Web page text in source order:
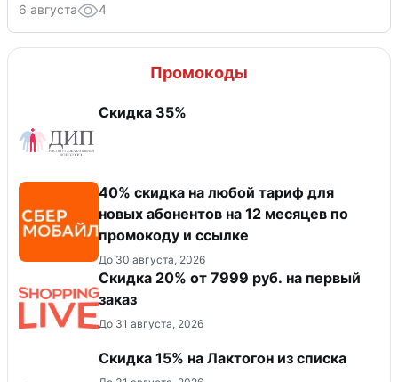
6 августа 4
Промокоды
Скидка 35%
40% скидка на любой тариф для
новых абонентов на 12 месяцев по
промокоду и ссылке
До 30 августа, 2026
Скидка 20% от 7999 руб. на первый
заказ
До 31 августа, 2026
Скидка 15% на Лактогон из списка